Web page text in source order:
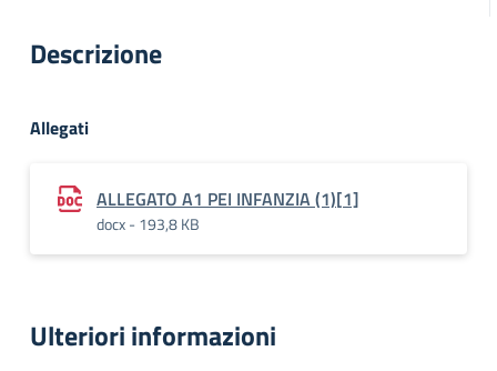
Descrizione
Allegati
ALLEGATO A1 PEI INFANZIA (1)[1]
docx - 193,8 KB
Ulteriori informazioni